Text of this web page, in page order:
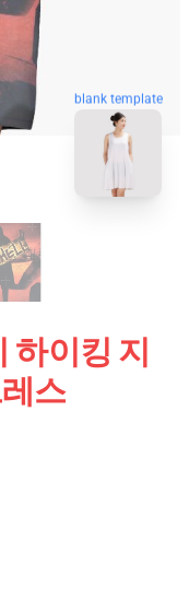
blank template
하이킹 지
스